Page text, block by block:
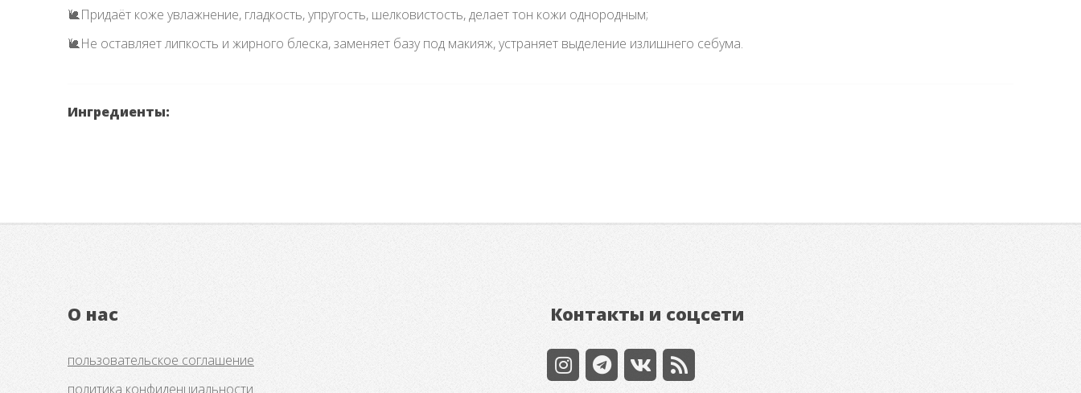
🐌Придаёт коже увлажнение, гладкость, упругость, шелковистость, делает тон кожи однородным; ᅠ
🐌Не оставляет липкость и жирного блеска, заменяет базу под макияж, устраняет выделение излишнего себума.
Ингредиенты:
О нас
пользовательское соглашение
политика конфиденциальности
Контакты и соцсети